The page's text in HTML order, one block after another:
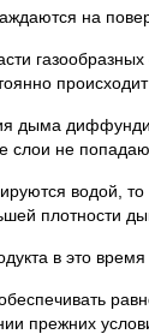
на
дыма
слои не
водой,
плотности
в это
прежних